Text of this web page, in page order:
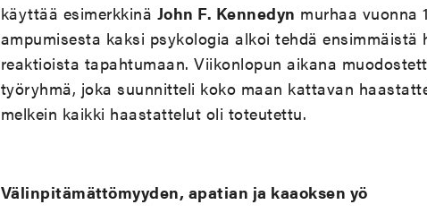
käyttää esimerkkinä John F. Kennedyn murhaa vuonna
ampumisesta kaksi psykologia alkoi tehdä
reaktioista tapahtumaan. Viikonlopun aikana
työryhmä, joka suunnitteli koko maan kattavan
melkein kaikki haastattelut oli toteutettu.
Välinpitämättömyyden, apatian ja kaaoksen yö